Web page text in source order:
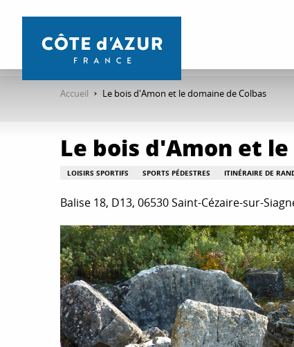
contenu
Accueil Le bois d'Amon et le domaine de Colbas
Le bois d'Amon et
LOISIRS SPORTIFS SPORTS PÉDESTRES ITINÉRAIRE DE
Balise 18, D13, 06530 Saint-Cézaire-sur-